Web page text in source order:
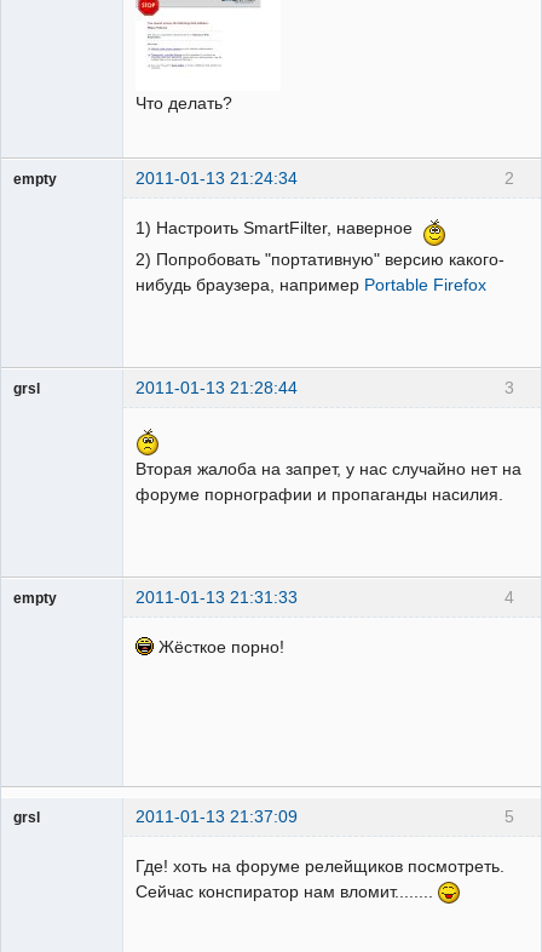
Что делать?
2
empty 2011-01-13 21:24:34
1) Настроить SmartFilter, наверное
2) Попробовать "портативную" версию какого-
нибудь браузера, например Portable Firefox
3
grsl 2011-01-13 21:28:44
Вторая жалоба на запрет, у нас случайно нет на
форуме порнографии и пропaганды насилия.
4
empty 2011-01-13 21:31:33
Жёсткое порно!
5
grsl 2011-01-13 21:37:09
Где! хоть на форуме релейщиков посмотреть.
Сейчас конспиратор нам вломит........